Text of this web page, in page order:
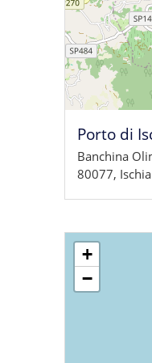
Porto di
Banchina
80077, Ischia
+
−